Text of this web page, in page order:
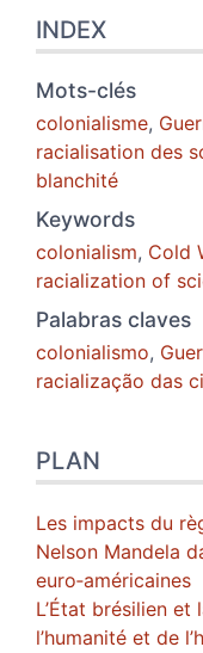
INDEX
Mots-clés
colonialisme,
racialisation des
blanchité
Keywords
colonialism, Cold
racialization of
Palabras claves
colonialismo,
racialização das
PLAN
Les impacts du
Nelson Mandela
euro‑américaines
L’État brésilien
l’humanité et de